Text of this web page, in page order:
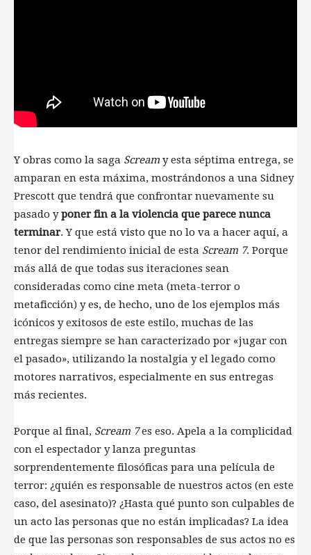
Y obras como la saga Scream y esta séptima entrega, se
amparan en esta máxima, mostrándonos a una Sidney
Prescott que tendrá que confrontar nuevamente su
pasado yponer fin a la violencia que parece nunca
terminar. Y que está visto que no lo va a hacer aquí, a
tenor del rendimiento inicial de esta Scream 7. Porque
más allá de que todas sus iteraciones sean
consideradas como cine meta (meta-terror o
metaficción) y es, de hecho, uno de los ejemplos más
icónicos y exitosos de este estilo, muchas de las
entregas siempre se han caracterizado por «jugar con
el pasado», utilizando la nostalgia y el legado como
motores narrativos, especialmente en sus entregas
más recientes.
Porque al final, Scream 7es eso. Apela a la complicidad
con el espectador y lanza preguntas
sorprendentemente filosóficas para una película de
terror: ¿quién es responsable de nuestros actos (en este
caso, del asesinato)? ¿Hasta qué punto son culpables de
un acto las personas que no están implicadas? La idea
de que las personas son responsables de sus actos no es